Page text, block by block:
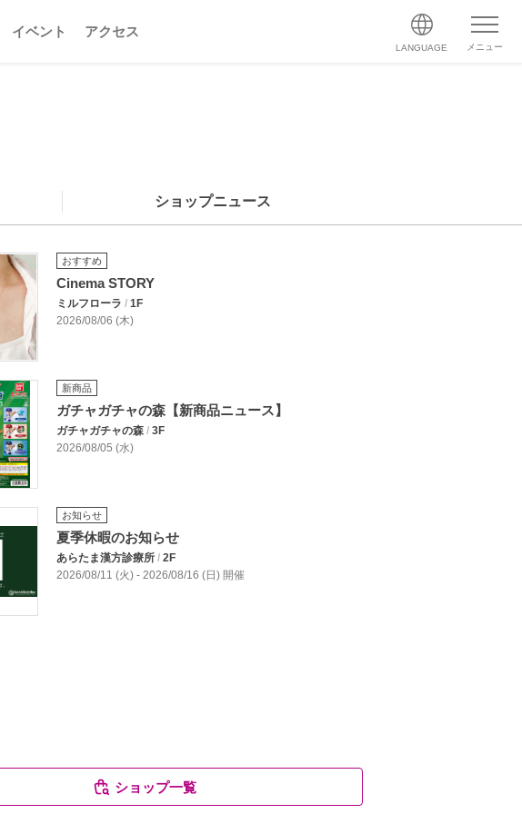
イベント アクセス
LANGUAGE メニュー
ショップニュース
おすすめ
Cinema STORY
ミルフローラ / 1F
2026/08/06 (木)
新商品
ガチャガチャの森【新商品ニュース】
ガチャガチャの森 / 3F
2026/08/05 (水)
お知らせ
夏季休暇のお知らせ
あらたま漢方診療所 / 2F
2026/08/11 (火) - 2026/08/16 (日) 開催
ショップ一覧